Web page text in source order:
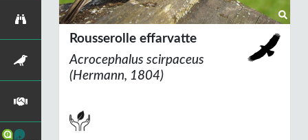
Rousserolle effarvatte
Acrocephalus scirpaceus
(Hermann, 1804)